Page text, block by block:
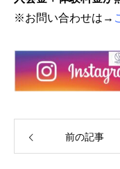
※お問い合わせは→
前の記事